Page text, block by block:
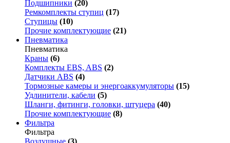
Подшипники (20)
Ремкомплекты ступиц (17)
Ступицы (10)
Прочие комплектующие (21)
Пневматика
Пневматика
Краны (6)
Комплекты EBS, ABS (2)
Датчики ABS (4)
Тормозные камеры и энергоаккумуляторы (15)
Удлинители, кабели (5)
Шланги, фитинги, головки, штуцера (40)
Прочие комплектующие (8)
Фильтра
Фильтра
Воздушные (3)